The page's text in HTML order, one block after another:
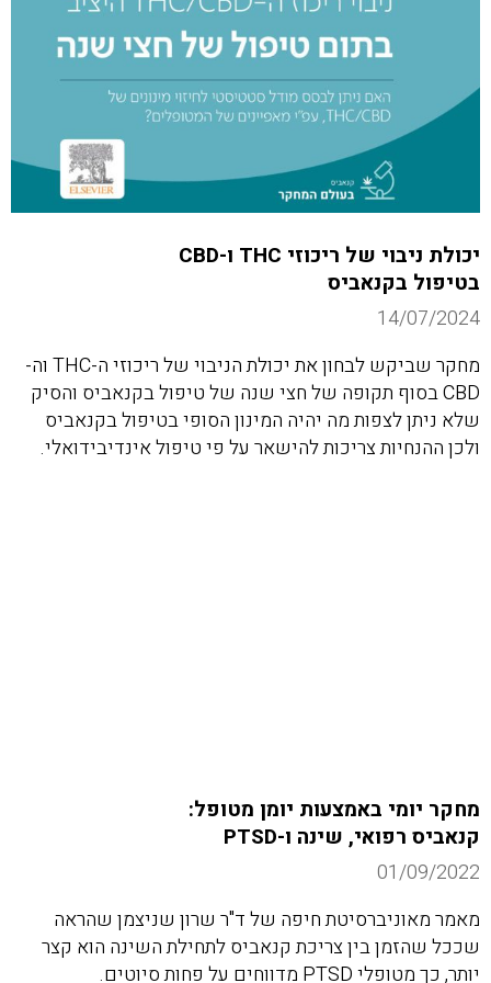
יכולת ניבוי של ריכוזי THC ו-CBD
בטיפול בקנאביס
14/07/2024
מחקר שביקש לבחון את יכולת הניבוי של ריכוזי ה-THC וה-
CBD בסוף תקופה של חצי שנה של טיפול בקנאביס והסיק
שלא ניתן לצפות מה יהיה המינון הסופי בטיפול בקנאביס
ולכן ההנחיות צריכות להישאר על פי טיפול אינדיבידואלי.
מחקר יומי באמצעות יומן מטופל:
קנאביס רפואי, שינה ו-PTSD
01/09/2022
מאמר מאוניברסיטת חיפה של ד"ר שרון שניצמן שהראה
שככל שהזמן בין צריכת קנאביס לתחילת השינה הוא קצר
יותר, כך מטופלי PTSD מדווחים על פחות סיוטים.